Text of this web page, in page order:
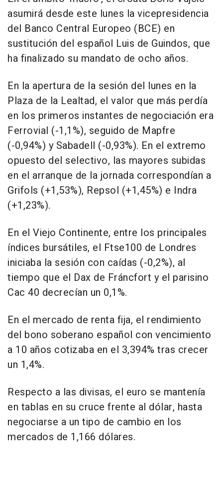
asumirá desde este lunes la vicepresidencia
del Banco Central Europeo (BCE) en
sustitución del español Luis de Guindos, que
ha finalizado su mandato de ocho años.
En la apertura de la sesión del lunes en la
Plaza de la Lealtad, el valor que más perdía
en los primeros instantes de negociación era
Ferrovial (-1,1%), seguido de Mapfre
(-0,94%) y Sabadell (-0,93%). En el extremo
opuesto del selectivo, las mayores subidas
en el arranque de la jornada correspondían a
Grifols (+1,53%), Repsol (+1,45%) e Indra
(+1,23%).
En el Viejo Continente, entre los principales
índices bursátiles, el Ftse100 de Londres
iniciaba la sesión con caídas (-0,2%), al
tiempo que el Dax de Fráncfort y el parisino
Cac 40 decrecían un 0,1%.
En el mercado de renta fija, el rendimiento
del bono soberano español con vencimiento
a 10 años cotizaba en el 3,394% tras crecer
un 1,4%.
Respecto a las divisas, el euro se mantenía
en tablas en su cruce frente al dólar, hasta
negociarse a un tipo de cambio en los
mercados de 1,166 dólares.